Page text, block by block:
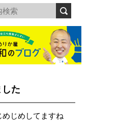
た
じめしてますね